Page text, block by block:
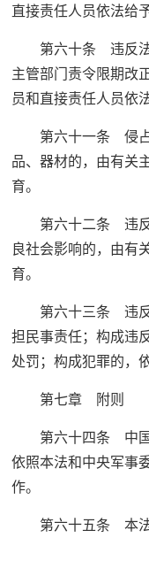
直接责任人员依法给
第六十条 违反
主管部门责令限期改
员和直接责任人员依
第六十一条 侵
品、器材的，由有关
育。
第六十二条 违
良社会影响的，由有
育。
第六十三条 违
担民事责任；构成违
处罚；构成犯罪的，
第七章 附则
第六十四条 中
依照本法和中央军事
作。
第六十五条 本